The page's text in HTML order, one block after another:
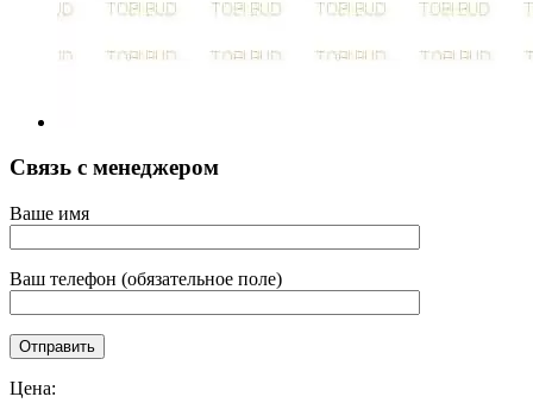
Связь с менеджером
Ваше имя
Ваш телефон (обязательное поле)
Цена: